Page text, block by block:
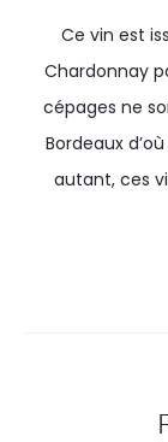
Ce vin est
Chardonnay
cépages ne
Bordeaux
autant, ces